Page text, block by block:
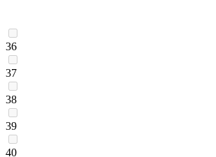
36
37
38
39
40